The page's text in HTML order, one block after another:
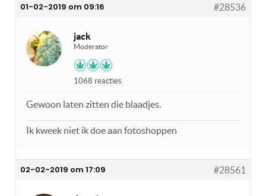
01-02-2019 om 09:16 #28536
jack
Moderator
1068 reacties
Gewoon laten zitten die blaadjes.
Ik kweek niet ik doe aan fotoshoppen
02-02-2019 om 17:09 #28561